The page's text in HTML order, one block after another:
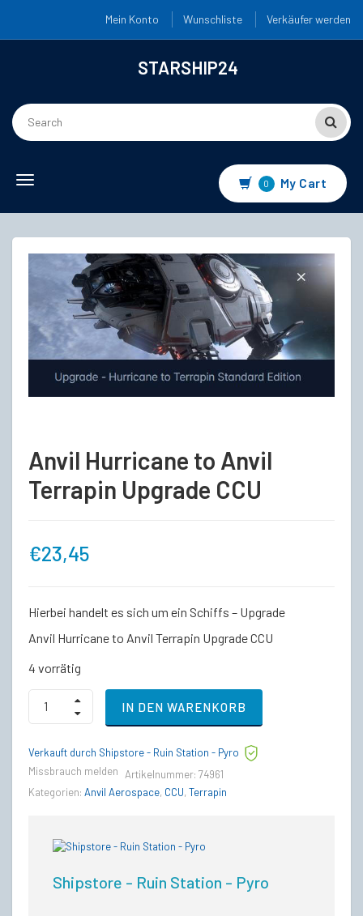
Mein Konto Wunschliste Verkäufer werden
STARSHIP24
Toggle
0 My Cart
Anvil Hurricane to Anvil
Terrapin Upgrade CCU
€23,45
Hierbei handelt es sich um ein Schiffs – Upgrade
Anvil Hurricane to Anvil Terrapin Upgrade CCU
4 vorrätig
Anvil
Hurricane
to
Terrapin
Upgrade
quantity
IN DEN WARENKORB
Verkauft durch Shipstore - Ruin Station - Pyro
Missbrauch melden
Artikelnummer: 74961
Kategorien: Anvil Aerospace, CCU, Terrapin
Shipstore - Ruin Station - Pyro